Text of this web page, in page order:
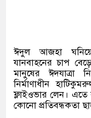
ঈদুল আজহা
যানবাহনের চাপ
মানুষের ঈদযাত্রা
নির্মাণাধীন
ফ্লাইওভার লেন।
কোনো প্রতিবন্ধকতা